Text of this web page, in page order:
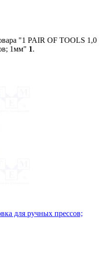
"1 PAIR OF TOOLS 1,0
1мм" 1.
для ручных прессов;